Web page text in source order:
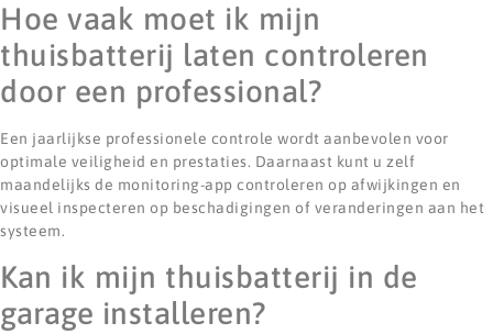
Hoe vaak moet ik mijn
thuisbatterij laten controleren
door een professional?
Een jaarlijkse professionele controle wordt aanbevolen voor
optimale veiligheid en prestaties. Daarnaast kunt u zelf
maandelijks de monitoring-app controleren op afwijkingen en
visueel inspecteren op beschadigingen of veranderingen aan het
systeem.
Kan ik mijn thuisbatterij in de
garage installeren?